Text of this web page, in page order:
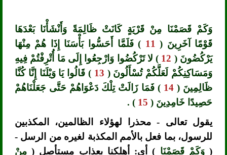
وَكَمْ قَصَمْنَا مِنْ قَرْيَةٍ كَانَتْ ظَالِمَةً وَأَنْشَأْنَا بَعْدَهَا
قَوْمًا آخَرِينَ (11
) فَلَمَّا أَحَسُّوا بَأْسَنَا إِذَا هُمْ مِنْهَا
يَرْكُضُونَ (
) لا تَرْكُضُوا وَارْجِعُوا إِلَى مَا أُتْرِفْتُمْ فِيهِ
وَمَسَاكِنِكُمْ لَعَلَّكُمْ تُسْأَلُونَ (
) قَالُوا يَا وَيْلَنَا إِنَّا كُنَّا
ظَالِمِينَ ( 14
) فَمَا زَالَتْ تِلْكَ دَعْوَاهُمْ حَتَّى جَعَلْنَاهُمْ
حَصِيدًا خَامِدِينَ (15
) .
يقول تعالى - محذرا لهؤلاء الظالمين، المكذبين
للرسول، بما فعل بالأمم المكذبة لغيره من الرسل -
(وَكَمْ قَصَمْنَا ) أي: أهلكنا بعذاب مستأصل (مِنْ